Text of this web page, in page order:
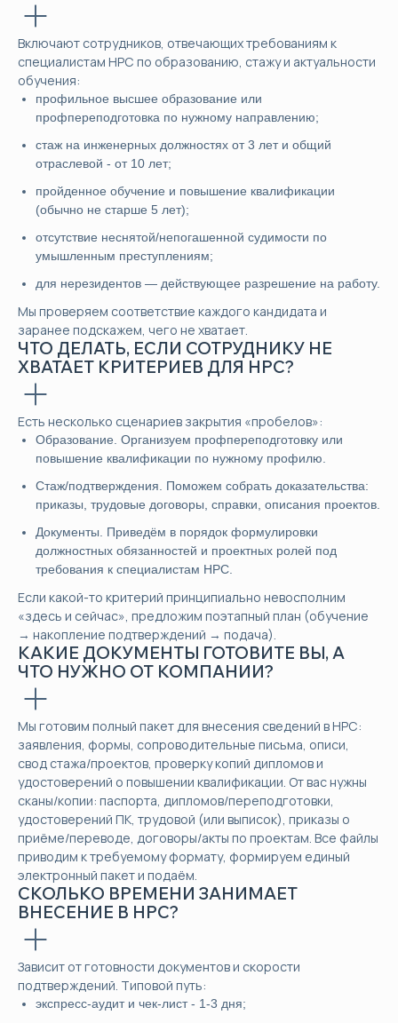
Включают сотрудников, отвечающих требованиям к
специалистам НРС по образованию, стажу и актуальности
обучения:
профильное высшее образование или
профпереподготовка по нужному направлению;
стаж на инженерных должностях от 3 лет и общий
отраслевой - от 10 лет;
пройденное обучение и повышение квалификации
(обычно не старше 5 лет);
отсутствие неснятой/непогашенной судимости по
умышленным преступлениям;
для нерезидентов — действующее разрешение на работу.
Мы проверяем соответствие каждого кандидата и
заранее подскажем, чего не хватает.
ЧТО ДЕЛАТЬ, ЕСЛИ СОТРУДНИКУ НЕ
ХВАТАЕТ КРИТЕРИЕВ ДЛЯ НРС?
Есть несколько сценариев закрытия «пробелов»:
Образование. Организуем профпереподготовку или
повышение квалификации по нужному профилю.
Стаж/подтверждения. Поможем собрать доказательства:
приказы, трудовые договоры, справки, описания проектов.
Документы. Приведём в порядок формулировки
должностных обязанностей и проектных ролей под
требования к специалистам НРС.
Если какой-то критерий принципиально невосполним
«здесь и сейчас», предложим поэтапный план (обучение
→ накопление подтверждений → подача).
КАКИЕ ДОКУМЕНТЫ ГОТОВИТЕ ВЫ, А
ЧТО НУЖНО ОТ КОМПАНИИ?
Мы готовим полный пакет для внесения сведений в НРС:
заявления, формы, сопроводительные письма, описи,
свод стажа/проектов, проверку копий дипломов и
удостоверений о повышении квалификации. От вас нужны
сканы/копии: паспорта, дипломов/переподготовки,
удостоверений ПК, трудовой (или выписок), приказы о
приёме/переводе, договоры/акты по проектам. Все файлы
приводим к требуемому формату, формируем единый
электронный пакет и подаём.
СКОЛЬКО ВРЕМЕНИ ЗАНИМАЕТ
ВНЕСЕНИЕ В НРС?
Зависит от готовности документов и скорости
подтверждений. Типовой путь:
экспресс-аудит и чек-лист - 1-3 дня;